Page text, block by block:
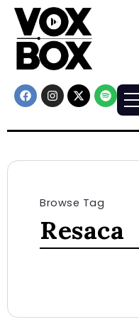
Browse Tag
Resaca